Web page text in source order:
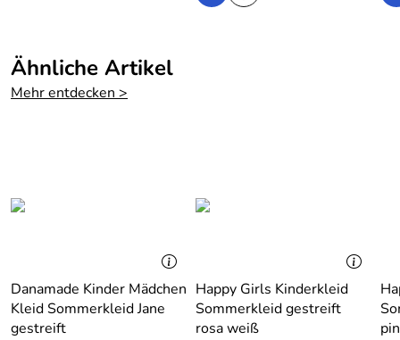
Hersteller: EISEND KIDS e.K. , 97469 Gochsheim,
Ähnliche Artikel
Mehr entdecken >
Danamade Kinder Mädchen
Kleid Sommerkleid Jane
gestreift
Happy Girls Kinderkleid
Sommerkleid gestreift
rosa weiß